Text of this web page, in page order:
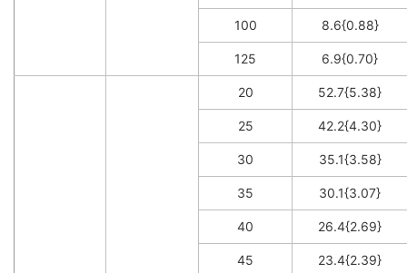
100 8.6{0.88}
125 6.9{0.70}
20 52.7{5.38}
25 42.2{4.30}
30 35.1{3.58}
35 30.1{3.07}
40 26.4{2.69}
45 23.4{2.39}